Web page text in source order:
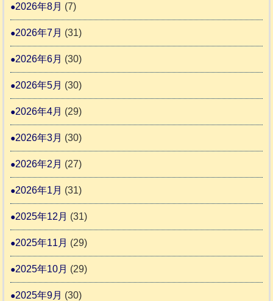
告
か
す
度
本
物
推
2026年8月 (7)
2026年7月 (31)
2026年6月 (30)
2026年5月 (30)
2026年4月 (29)
2026年3月 (30)
2026年2月 (27)
2026年1月 (31)
2025年12月 (31)
2025年11月 (29)
2025年10月 (29)
2025年9月 (30)